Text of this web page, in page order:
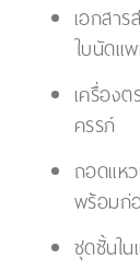
เอกสา
ใบนัดแ
เครื่อง
ครรภ์
ถอดแห
พร้อมก่
ชุดชั้นใ